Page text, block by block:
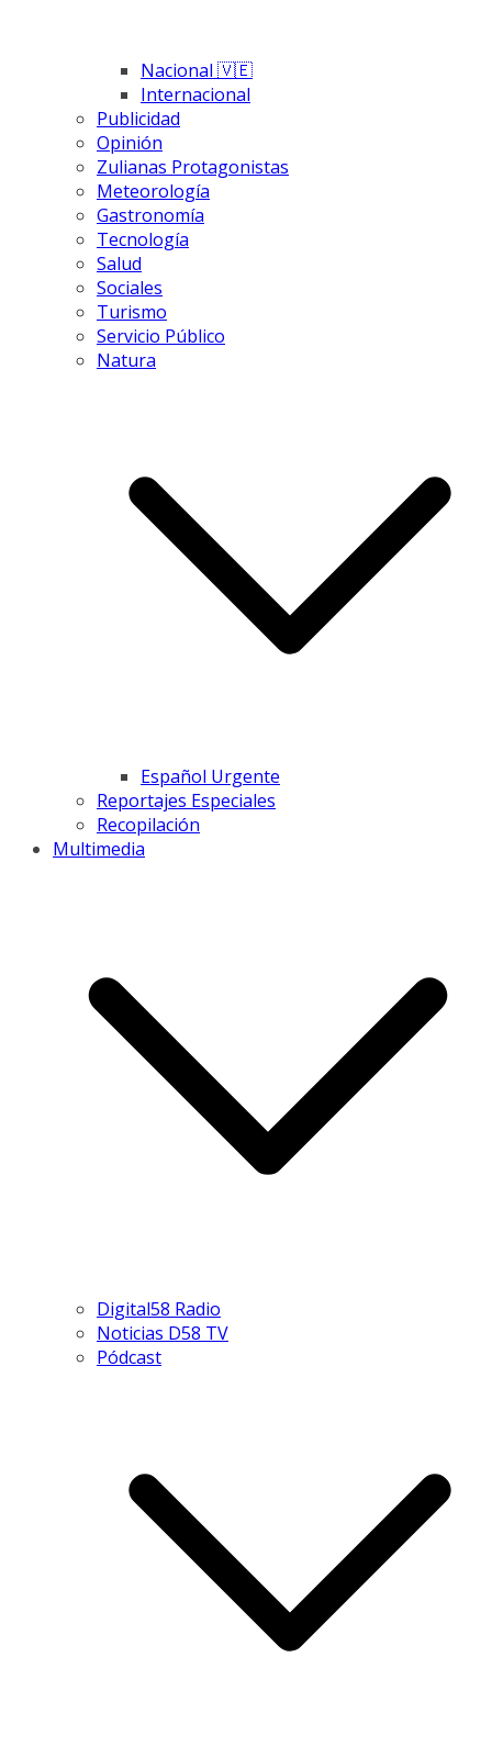
Nacional 🇻🇪
Internacional
Publicidad
Opinión
Zulianas Protagonistas
Meteorología
Gastronomía
Tecnología
Salud
Sociales
Turismo
Servicio Público
Natura
Español Urgente
Reportajes Especiales
Recopilación
Multimedia
Digital58 Radio
Noticias D58 TV
Pódcast